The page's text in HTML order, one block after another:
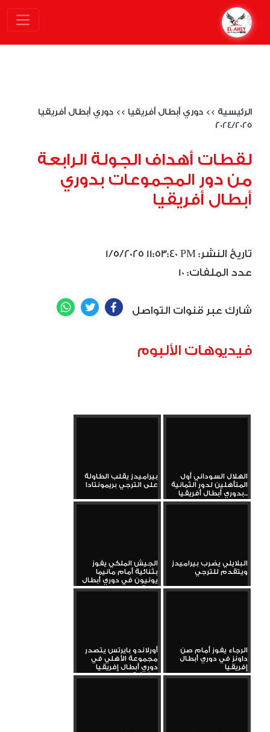
الرئيسية >> دوري أبطال أفريقيا >> دوري أبطال أفريقيا
2024/2025
لقطات أهداف الجولة الرابعة
من دور المجموعات بدوري
أبطال أفريقيا
1/5/2025 11:53:40 PM :تاريخ النشر
10 :عدد الملفات
شارك عبر قنوات التواصل Facebook
Twitter
فيديوهات الألبوم
الهلال السوداني أول
المتأهلين لدور الثمانية
بدوري أبطال أفريقيا...
بيراميدز يقلب الطاولة
على الترجي بريمونتادا
البلايلي يضرب بيراميدز
ويتقدم للترجي
الجيش الملكي يفوز
بثنائية أمام مانيما
يونيون في دوري أبطال
إفريقيا
الرجاء يفوز أمام صن
داونز في دوري أبطال
إفريقيا
أورلاندو بايرتس يتصدر
مجموعة الأهلي في
دوري أبطال إفريقيا
بثلاثية...